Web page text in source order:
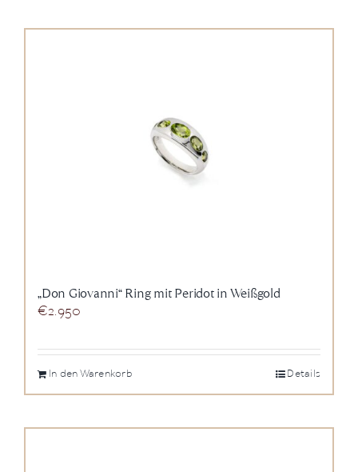
„Don Giovanni“ Ring mit Peridot in Weißgold
€2.950
In den Warenkorb Details